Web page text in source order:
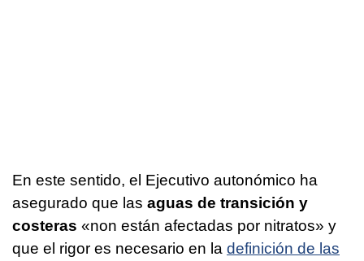
En este sentido, el Ejecutivo autonómico ha
asegurado que las aguas de transición y
costeras «non están afectadas por nitratos» y
que el rigor es necesario en la definición de las